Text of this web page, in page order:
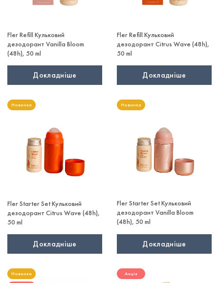
Fler Refill Кульковий
дезодорант Vanilla Bloom
(48h), 50 ml
Докладніше
Fler Refill Кульковий
дезодорант Citrus Wave (48h),
50 ml
Докладніше
Новинка
Fler Starter Set Кульковий
дезодорант Citrus Wave (48h),
50 ml
Докладніше
Новинка
Fler Starter Set Кульковий
дезодорант Vanilla Bloom
(48h), 50 ml
Докладніше
Новинка Акція